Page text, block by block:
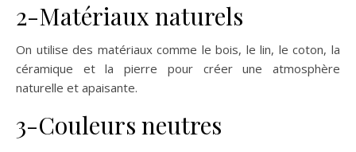
2-Matériaux naturels
On utilise des matériaux comme le bois, le lin, le coton, la
céramique et la pierre pour créer une atmosphère
naturelle et apaisante.
3-Couleurs neutres